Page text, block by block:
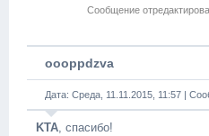
Сообщение
oooppdzva
Дата: Среда, 11.11.2015, 11:57 |
KTA, спасибо!